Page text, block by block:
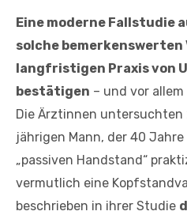
Eine moderne Fallstudie
solche
langfristigen Praxis von
bestätigen – und vor
Die Ärztinnen
jährigen Mann, der 40
„passiven Handstand“
vermutlich eine
beschrieben in ihrer Studie